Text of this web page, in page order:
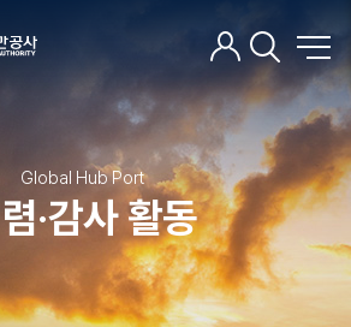
Global Hub Port
·감사 활동
진단
제보
라인
운영현황 공개
현황